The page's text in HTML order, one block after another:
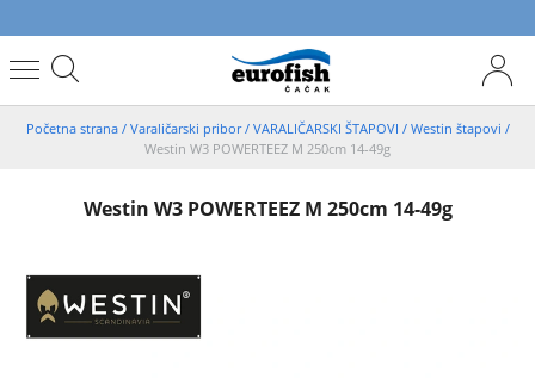
Početna strana / Varaličarski pribor/ VARALIČARSKI ŠTAPOVI / Westin štapovi /
Westin W3 POWERTEEZ M 250cm 14-49g
Westin W3 POWERTEEZ M 250cm 14-49g